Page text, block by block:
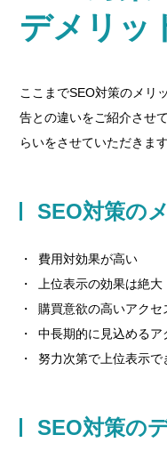
デメリッ
ここまでSEO対策のメリ
告との違いをご紹介させ
らいをさせていただきます
SEO対策の
費用対効果が高い
上位表示の効果は絶大
購買意欲の高いアクセ
中長期的に見込めるア
努力次第で上位表示で
SEO対策の